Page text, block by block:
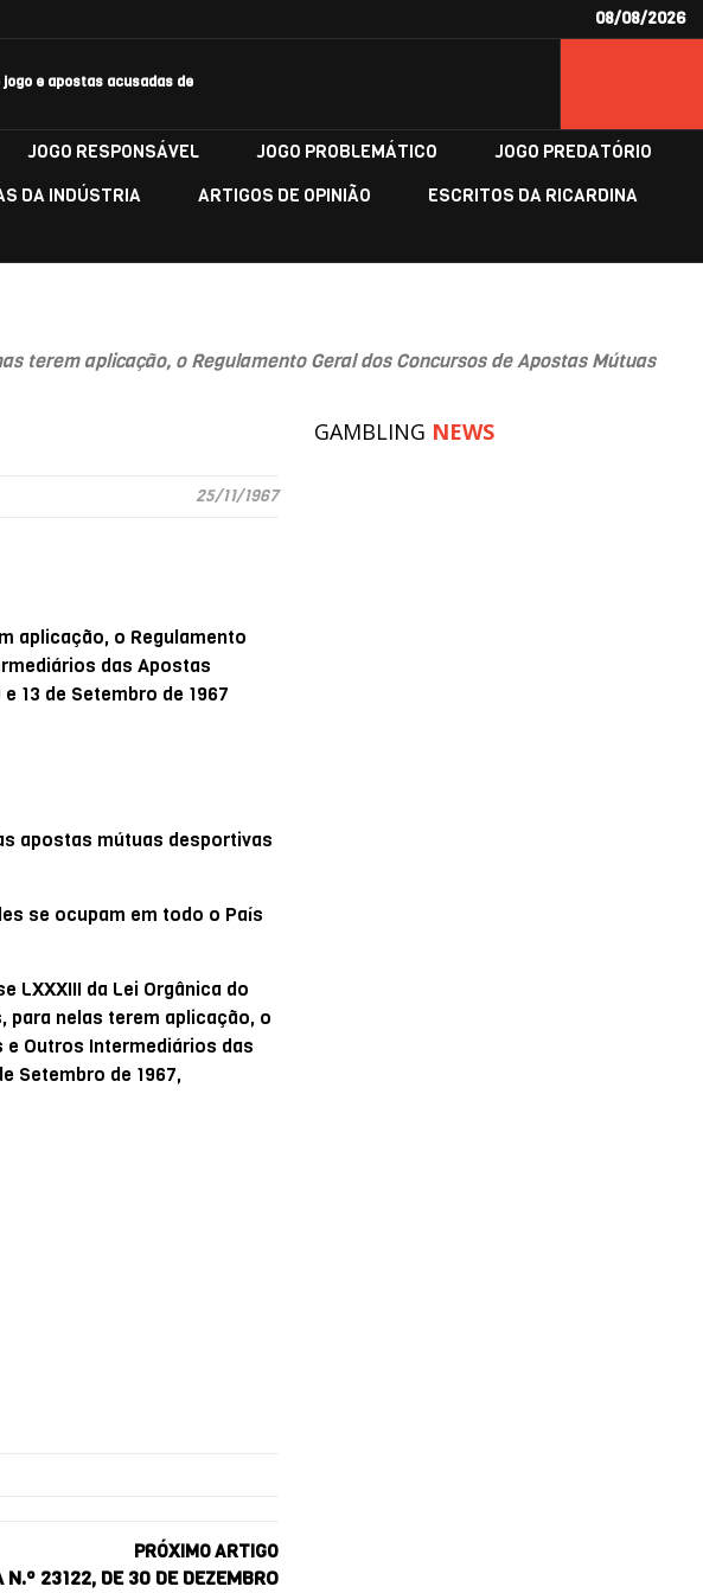
08/08/2026
jogo e apostas acusadas de
JOGO RESPONSÁVEL JOGO PROBLEMÁTICO
JOGO PREDATÓRIO
DA INDÚSTRIA ARTIGOS DE OPINIÃO
ESCRITOS DA RICARDINA
terem aplicação, o Regulamento Geral dos Concursos de Apostas Mútuas
25/11/1967
aplicação, o Regulamento
das Apostas
13 de Setembro de 1967
apostas mútuas desportivas
se ocupam em todo o País
LXXXIII da Lei Orgânica do
nelas terem aplicação, o
e Outros Intermediários das
Setembro de 1967,
PRÓXIMO ARTIGO
N.º 23122, DE 30 DE DEZEMBRO
GAMBLING NEWS